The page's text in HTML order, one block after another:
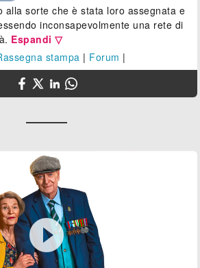
alla sorte che è stata loro assegnata e
inconsapevolmente una rete di
Espandi ▽
stampa | Forum |
